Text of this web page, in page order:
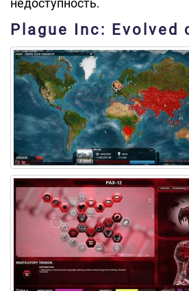
недоступность.
Plague Inc: Evolved